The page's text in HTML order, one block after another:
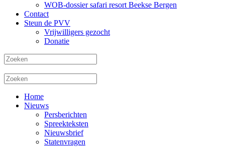
WOB-dossier safari resort Beekse Bergen
Contact
Steun de PVV
Vrijwilligers gezocht
Donatie
Home
Nieuws
Persberichten
Spreekteksten
Nieuwsbrief
Statenvragen